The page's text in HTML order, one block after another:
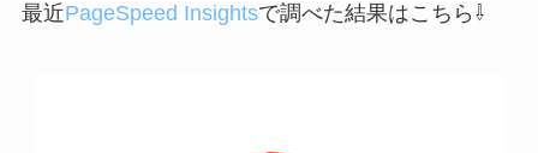
最近PageSpeed Insightsで調べた結果はこちら⇩